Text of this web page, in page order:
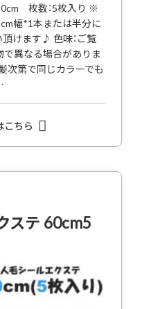
枚数：5枚入り ※
幅*1本または半分に
けます♪ 色味：ご覧
異なる場合がありま
次第で同じカラーでも
こちら
ステ 60cm5